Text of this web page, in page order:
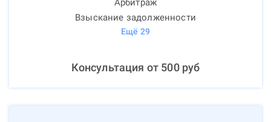
Арбитраж
Взыскание задолженности
Ещё 29
Консультация от 500руб